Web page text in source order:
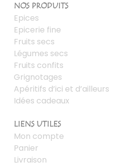
NOS PRODUITS
Epices
Epicerie fine
Fruits secs
Légumes secs
Fruits confits
Grignotages
Apéritifs d’ici et d’ailleurs
Idées cadeaux
LIENS UTILES
Mon compte
Panier
Livraison